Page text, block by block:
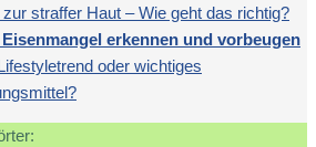
straffer Haut – Wie geht das richtig?
erkennen und vorbeugen
oder wichtiges